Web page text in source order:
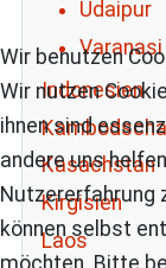
Udaipur
Varanasi
Indonesien
Kambodscha
Kasachstan
Kirgisien
Laos
Wir benutzen
Wir nutzen
ihnen sind
andere uns
Nutzererfahrung
können selbst
möchten. Bitte